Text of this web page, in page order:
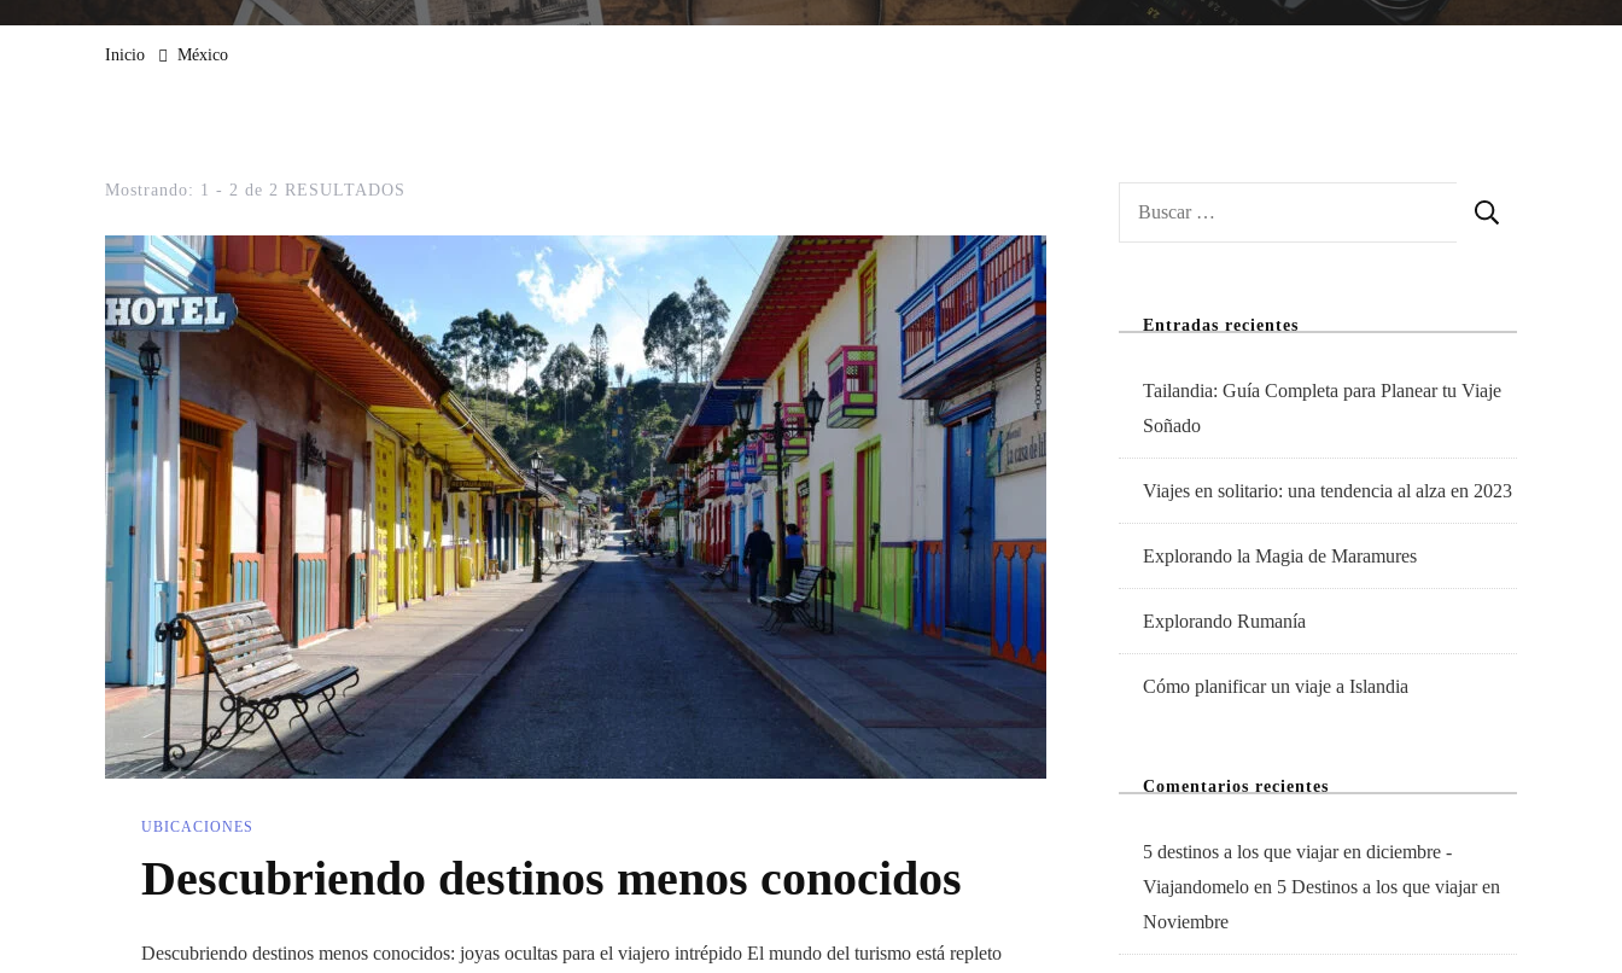
Inicio México
Mostrando: 1 - 2 de 2 RESULTADOS
UBICACIONES
Descubriendo destinos menos conocidos
Descubriendo destinos menos conocidos: joyas ocultas para el viajero intrépido El mundo del turismo está repleto
Entradas recientes
Tailandia: Guía Completa para Planear tu Viaje
Soñado
Viajes en solitario: una tendencia al alza en 2023
Explorando la Magia de Maramures
Explorando Rumanía
Cómo planificar un viaje a Islandia
Comentarios recientes
5 destinos a los que viajar en diciembre -
Viajandomelo en 5 Destinos a los que viajar en
Noviembre